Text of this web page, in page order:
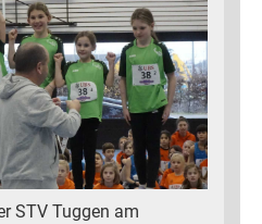
STV Tuggen am